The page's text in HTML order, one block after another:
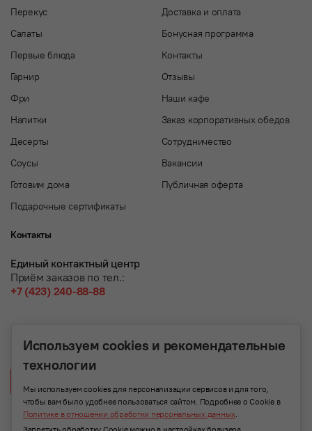
Перекус
Салаты
Первые блюда
Гарнир
Фри
Напитки
Десерты
Соусы
Готовим дома
Подарочные сертификаты
Доставка и оплата
Бонусная программа
Контакты
Отзывы
Наши кафе
Заказ корпоративных обедов
Сотрудничество
Вакансии
Публичная оферта
Контакты
Единый контактный центр
Приём заказов по тел.:
+7 (423) 240-88-88
Используем cookies и рекомендательные
технологии
Мы используем cookies для персонализации сервисов и для того,
чтобы вам было удобнее пользоваться сайтом. Подробнее о Cookie в
Политике в отношении обработки персональных данных.